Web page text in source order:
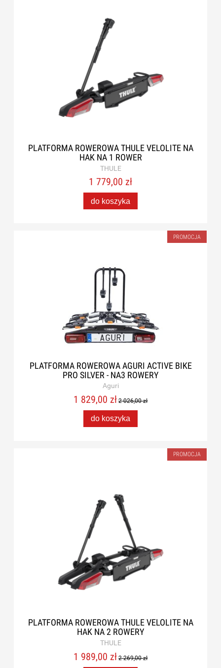
PLATFORMA ROWEROWA THULE VELOLITE NA
HAK NA 1 ROWER
THULE
1 779,00 zł
do koszyka
PLATFORMA ROWEROWA AGURI ACTIVE BIKE
PRO SILVER - NA3 ROWERY
Aguri
1 829,00 zł 2 026,00 zł
do koszyka
PROMOCJA
PLATFORMA ROWEROWA THULE VELOLITE NA
HAK NA 2 ROWERY
THULE
1 989,00 zł 2 269,00 zł
PROMOCJA